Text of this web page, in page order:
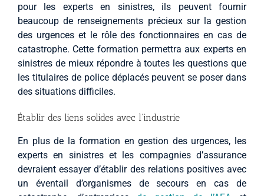
pour les experts en sinistres, ils peuvent fournir
beaucoup de renseignements précieux sur la gestion
des urgences et le rôle des fonctionnaires en cas de
catastrophe. Cette formation permettra aux experts en
sinistres de mieux répondre à toutes les questions que
les titulaires de police déplacés peuvent se poser dans
des situations difficiles.
Établir des liens solides avec l’industrie
En plus de la formation en gestion des urgences, les
experts en sinistres et les compagnies d’assurance
devraient essayer d’établir des relations positives avec
un éventail d’organismes de secours en cas de